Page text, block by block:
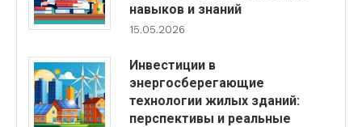
навыков и знаний
15.05.2026
Инвестиции в
энергосберегающие
технологии жилых зданий:
перспективы и реальные